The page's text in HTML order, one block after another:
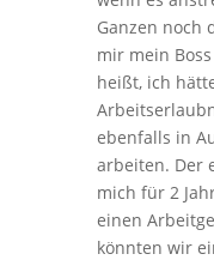
Ganzen noch
mir mein
heißt, ich
ebenfalls in
arbeiten. Der
mich für 2
einen
könnten wir